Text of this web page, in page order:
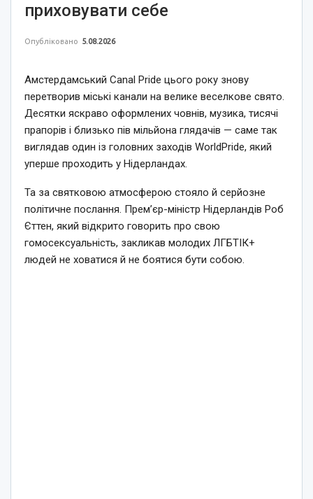
приховувати себе
Опубліковано 5.08.2026
Амстердамський Canal Pride цього року знову
перетворив міські канали на велике веселкове свято.
Десятки яскраво оформлених човнів, музика, тисячі
прапорів і близько пів мільйона глядачів — саме так
виглядав один із головних заходів WorldPride, який
уперше проходить у Нідерландах.
Та за святковою атмосферою стояло й серйозне
політичне послання. Прем’єр-міністр Нідерландів Роб
Єттен, який відкрито говорить про свою
гомосексуальність, закликав молодих ЛГБТІК+
людей не ховатися й не боятися бути собою.